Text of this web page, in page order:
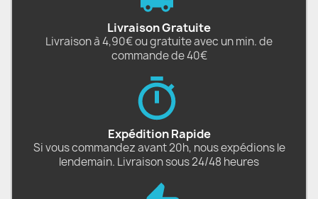
Livraison Gratuite
Livraison à 4,90€ ou gratuite avec un min. de
commande de 40€
Expédition Rapide
Si vous commandez avant 20h, nous expédions le
lendemain. Livraison sous 24/48 heures